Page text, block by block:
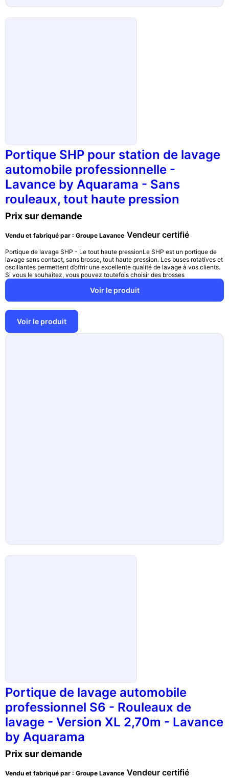
Portique SHP pour station de lavage
automobile professionnelle -
Lavance by Aquarama - Sans
rouleaux, tout haute pression
Prix sur demande
Vendu et fabriqué par : Groupe Lavance Vendeur certifié
Portique de lavage SHP - Le tout haute pressionLe SHP est un portique de
lavage sans contact, sans brosse, tout haute pression. Les buses rotatives et
oscillantes permettent d’offrir une excellente qualité de lavage à vos clients.
Si vous le souhaitez, vous pouvez toutefois choisir des brosses
Voir le produit
Voir le produit
Portique de lavage automobile
professionnel S6 - Rouleaux de
lavage - Version XL 2,70m - Lavance
by Aquarama
Prix sur demande
Vendu et fabriqué par : Groupe Lavance Vendeur certifié